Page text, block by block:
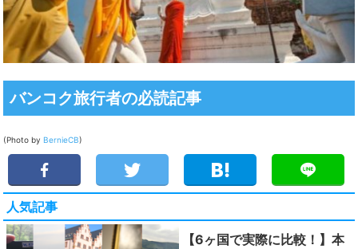
バンコク旅行者の必読記事
(Photo by BernieCB)
人気記事
【6ヶ国で実際に比較！】本